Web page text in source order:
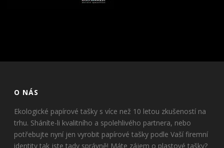
O NÁS
Ekologické papírové tašky s více než 10 letou zkušeností na
trhu. Sháníte-li kvalitního a spolehlivého partnera, nebo
potřebujte nyní jen vyrobit papírové tašky podle Vaší firemní
identity tak jste tady správně! Máte zájem o plastové tašky?